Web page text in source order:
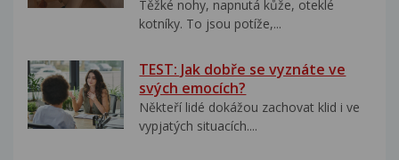
Těžké nohy, napnutá kůže, oteklé
kotníky. To jsou potíže,...
TEST: Jak dobře se vyznáte ve
svých emocích?
Někteří lidé dokážou zachovat klid i ve
vypjatých situacích....